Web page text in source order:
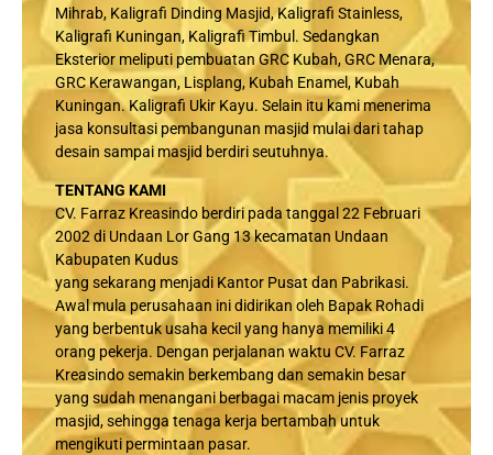
Mihrab, Kaligrafi Dinding Masjid, Kaligrafi Stainless,
Kaligrafi Kuningan, Kaligrafi Timbul. Sedangkan
Eksterior meliputi pembuatan GRC Kubah, GRC Menara,
GRC Kerawangan, Lisplang, Kubah Enamel, Kubah
Kuningan. Kaligrafi Ukir Kayu. Selain itu kami menerima
jasa konsultasi pembangunan masjid mulai dari tahap
desain sampai masjid berdiri seutuhnya.
TENTANG KAMI
CV. Farraz Kreasindo berdiri pada tanggal 22 Februari
2002 di Undaan Lor Gang 13 kecamatan Undaan
Kabupaten Kudus
yang sekarang menjadi Kantor Pusat dan Pabrikasi.
Awal mula perusahaan ini didirikan oleh Bapak Rohadi
yang berbentuk usaha kecil yang hanya memiliki 4
orang pekerja. Dengan perjalanan waktu CV. Farraz
Kreasindo semakin berkembang dan semakin besar
yang sudah menangani berbagai macam jenis proyek
masjid, sehingga tenaga kerja bertambah untuk
mengikuti permintaan pasar.